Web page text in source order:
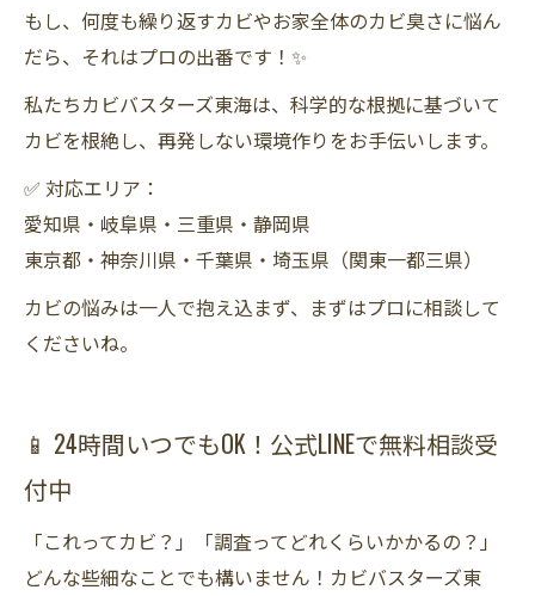
もし、何度も繰り返すカビやお家全体のカビ臭さに悩ん
だら、それはプロの出番です！✨
私たちカビバスターズ東海は、科学的な根拠に基づいて
カビを根絶し、再発しない環境作りをお手伝いします。
✅ 対応エリア：
愛知県・岐阜県・三重県・静岡県
東京都・神奈川県・千葉県・埼玉県（関東一都三県）
カビの悩みは一人で抱え込まず、まずはプロに相談して
くださいね。
📱 24時間いつでもOK！公式LINEで無料相談受
付中
「これってカビ？」「調査ってどれくらいかかるの？」
どんな些細なことでも構いません！カビバスターズ東